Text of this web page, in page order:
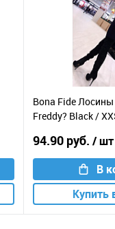
Bona Fide
Freddy? Black /
94.90 руб. / шт
В
Купить